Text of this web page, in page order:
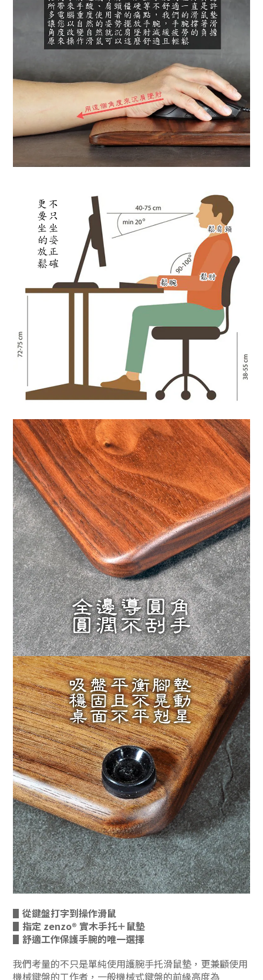
▋ 從鍵盤打字到操作滑鼠
▋ 指定 zenzo® 實木手托＋鼠墊
▋ 舒適工作保護手腕的唯一選擇
我們考量的不只是單純使用護腕手托滑鼠墊，更兼顧使用
機械鍵盤的工作者，一般機械式鍵盤的前緣高度為